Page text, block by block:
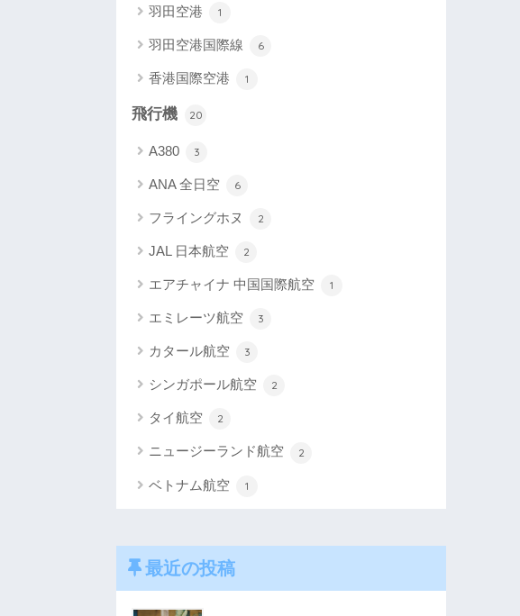
羽田空港 1
羽田空港国際線 6
香港国際空港 1
飛行機 20
A380 3
ANA 全日空 6
フライングホヌ 2
JAL 日本航空 2
エアチャイナ 中国国際航空 1
エミレーツ航空 3
カタール航空 3
シンガポール航空 2
タイ航空 2
ニュージーランド航空 2
ベトナム航空 1
最近の投稿